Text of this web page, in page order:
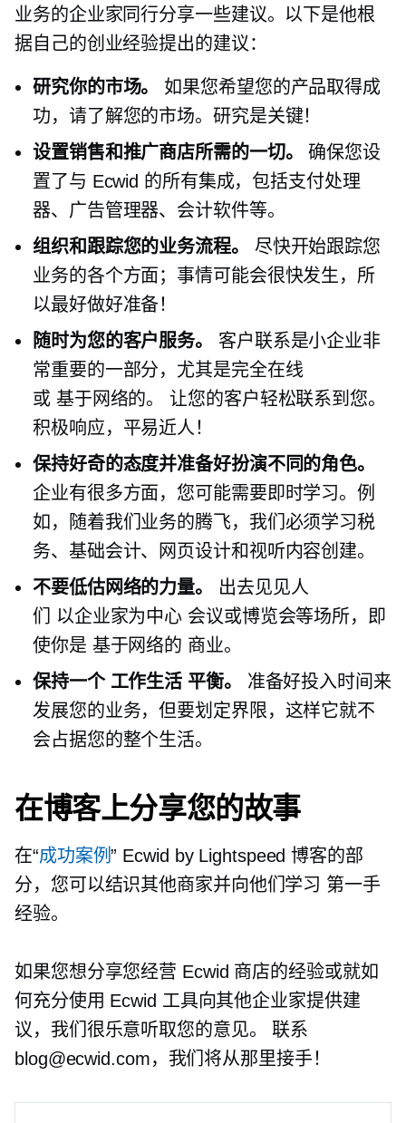
业务的企业家同行分享一些建议。以下是他根
据自己的创业经验提出的建议：
研究你的市场。
如果您希望您的产品取得成
功，请了解您的市场。研究是关键！
设置销售和推广商店所需的一切。
确保您设
置了与 Ecwid 的所有集成，包括支付处理
器、广告管理器、会计软件等。
组织和跟踪您的业务流程。
尽快开始跟踪您
业务的各个方面；事情可能会很快发生，所
以最好做好准备！
随时为您的客户服务。
客户联系是小企业非
常重要的一部分，尤其是完全在线
或 基于网络的。
让您的客户轻松联系到您。
积极响应，平易近人！
保持好奇的态度并准备好扮演不同的角色。
企业有很多方面，您可能需要即时学习。例
如，随着我们业务的腾飞，我们必须学习税
务、基础会计、网页设计和视听内容创建。
不要低估网络的力量。
出去见见人
们 以企业家为中心 会议或博览会等场所，即
使你是 基于网络的 商业。
保持一个 工作生活 平衡。
准备好投入时间来
发展您的业务，但要划定界限，这样它就不
会占据您的整个生活。
在博客上分享您的故事
在“成功案例” Ecwid by Lightspeed 博客的部
分，您可以结识其他商家并向他们学习 第一手
经验。
如果您想分享您经营 Ecwid 商店的经验或就如
何充分使用 Ecwid 工具向其他企业家提供建
议，我们很乐意听取您的意见。 联系
blog@ecwid.com，我们将从那里接手！